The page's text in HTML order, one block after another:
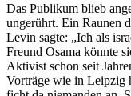
Das Publikum blieb
ungerührt. Ein Raunen
Levin sagte: „Ich als
Freund Osama könnte
Aktivist schon seit
Vorträge wie in Leipzig